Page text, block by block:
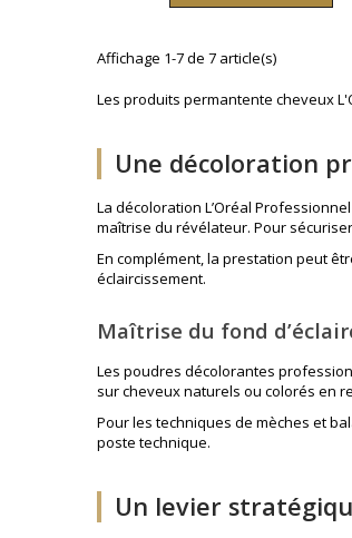
Affichage 1-7 de 7 article(s)
Les produits permantente cheveux
Une décoloration
La décoloration L’Oréal
maîtrise du révélateur. Pour
En complément, la prestation peut
éclaircissement.
Maîtrise du fond
Les poudres décolorantes
sur cheveux naturels ou colorés en
Pour les techniques de mèches et
poste technique.
Un levier